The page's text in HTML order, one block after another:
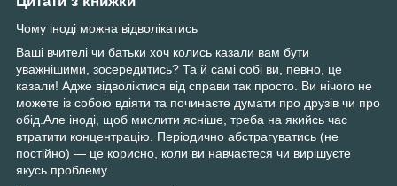
Чому іноді можна відволікатись
Ваші вчителі чи батьки хоч колись казали вам бути
уважнішими, зосередитись? Та й самі собі ви, певно, це
казали! Адже відволіктися від справи так просто. Ви нічого не
можете із собою вдіяти та починаєте думати про друзів чи про
обід.Але іноді, щоб мислити ясніше, треба на якийсь час
втратити концентрацію. Періодично абстрагуватись (не
постійно) — це корисно, коли ви навчаєтеся чи вирішуєте
якусь проблему.